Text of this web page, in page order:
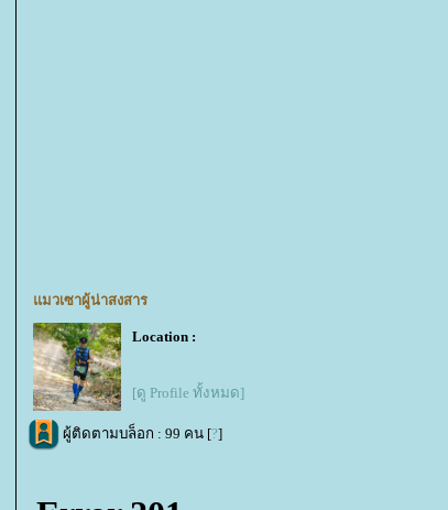
มวเซาผู้น่าสงสาร
Location :
[ดู Profile ทั้งหมด]
ผู้ติดตามบล็อก : 99 คน [?]